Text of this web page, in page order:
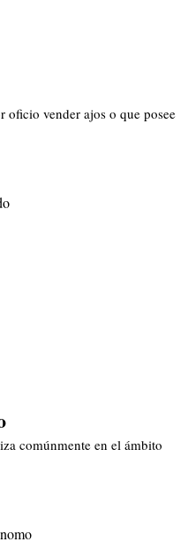
oficio vender ajos o que posee
comúnmente en el ámbito